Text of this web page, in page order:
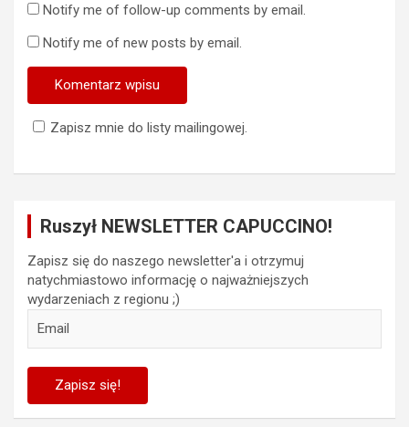
Notify me of follow-up comments by email.
Notify me of new posts by email.
Zapisz mnie do listy mailingowej.
Ruszył NEWSLETTER CAPUCCINO!
Zapisz się do naszego newsletter'a i otrzymuj
natychmiastowo informację o najważniejszych
wydarzeniach z regionu ;)